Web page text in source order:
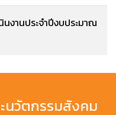
งานประจำปีงบประมาณ
นวัตกรรมสังคม